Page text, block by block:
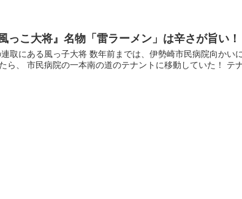
っこ大将』名物「雷ラーメン」は辛さが旨い！
取にある風っ子大将 数年前までは、伊勢崎市民病院向かい
ら、 市民病院の一本南の道のテナントに移動していた！ テ